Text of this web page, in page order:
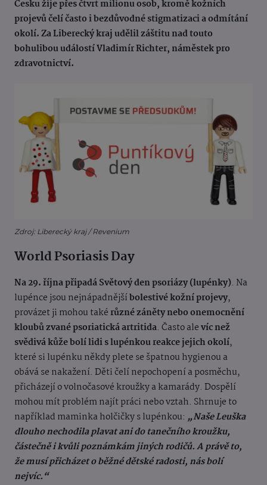
Česku žije přes čtvrt milionu osob, kromě kožních
projevů čelí často i bezdůvodné stigmatizaci a odmítání
okolí. Za Liberecký kraj udělil záštitu nad touto
bohulibou událostí Vladimír Richter, náměstek pro
zdravotnictví.
Zdroj: Liberecký kraj / Revenium
World Psoriasis Day
Na 29. října připadá Světový den psoriázy (lupénky). Na
lupénce jsou nejnápadnějšíbolestivé kožní projevy,
provázet ji mohou takérůzné záněty nebo onemocnění
kloubů zvané psoriatická artritida. Často alevíc než
svědivá kůže bolí lidi s lupénkou reakce jejich okolí,
které si lupénku někdy plete se špatnou hygienou a
obává se nakažení. Děti čelí nepochopení a posměchu,
přicházejí o volnočasové kroužky a kamarády. Dospělí
mohou mít problém najít práci nebo vztah. Shrnuje to
například maminka holčičky s lupénkou: „Naše Leuška
dlouho nechodila plavat ani do tanečního kroužku,
částečně i kvůli poznámkám jiných rodičů. A právě to,
že musí přicházet o běžné dětské radosti, nás bolí
nejvíc.“